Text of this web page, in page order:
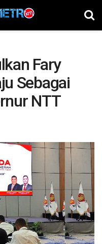
Fary
Sebagai
NTT